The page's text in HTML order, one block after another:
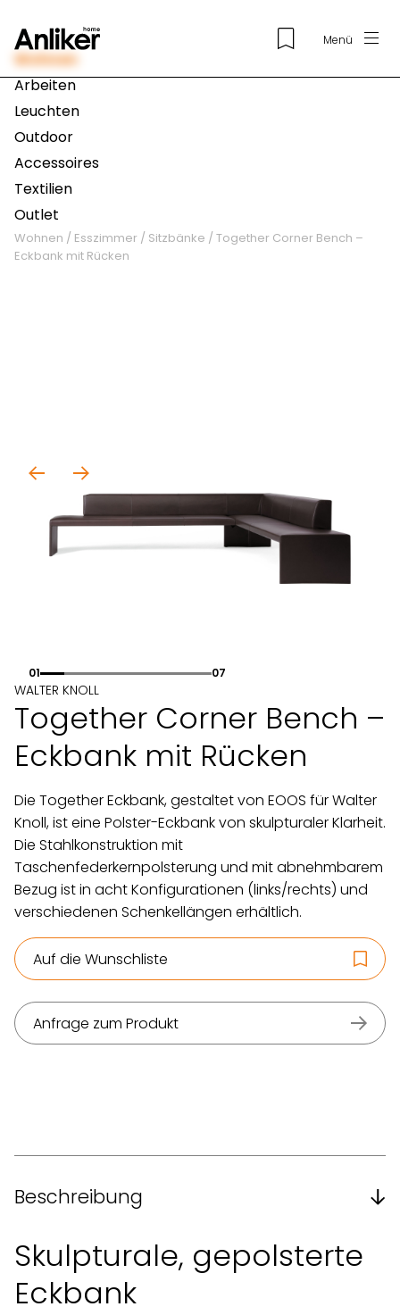
Menü
Wohnen
Arbeiten
Leuchten
Outdoor
Accessoires
Textilien
Outlet
Wohnen / Esszimmer / Sitzbänke / Together Corner Bench –
Eckbank mit Rücken
01 07
WALTER KNOLL
Together Corner Bench –
Eckbank mit Rücken
Die Together Eckbank, gestaltet von EOOS für Walter
Knoll, ist eine Polster-Eckbank von skulpturaler Klarheit.
Die Stahlkonstruktion mit
Taschenfederkernpolsterung und mit abnehmbarem
Bezug ist in acht Konfigurationen (links/rechts) und
verschiedenen Schenkellängen erhältlich.
Auf die Wunschliste
Anfrage zum Produkt
Beschreibung
Skulpturale, gepolsterte
Eckbank